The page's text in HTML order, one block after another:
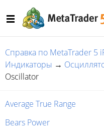
Справка по MetaTrader 5
Индикаторы →
Oscillator
Average True Range
Bears Power